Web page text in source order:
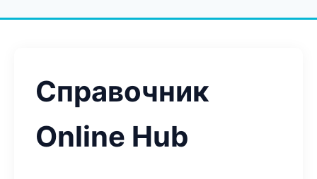
Справочник
Online Hub